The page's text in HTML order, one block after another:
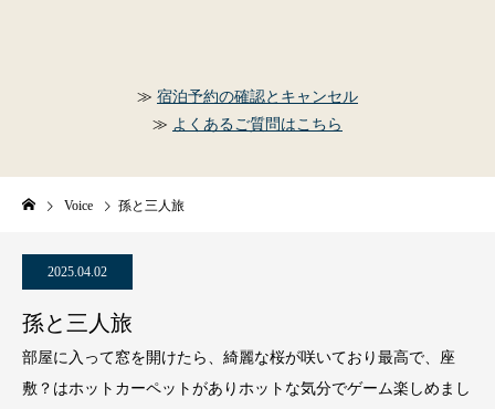
宿泊予約の確認とキャンセル
よくあるご質問はこちら
Voice 孫と三人旅
2025.04.02
孫と三人旅
部屋に入って窓を開けたら、綺麗な桜が咲いており最高で、座
敷？はホットカーペットがありホットな気分でゲーム楽しめまし